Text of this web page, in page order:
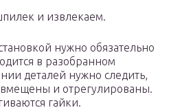
и извлекаем.
нужно обязательно
в разобранном
деталей нужно следить,
и отрегулированы.
гайки.